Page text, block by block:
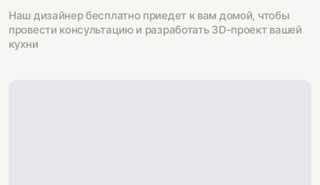
Наш дизайнер бесплатно приедет к вам домой, чтобы
провести консультацию и разработать 3D-проект вашей
кухни